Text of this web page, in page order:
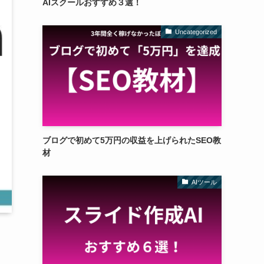
AIスクールおすすめ３選！
Uncategorized
ブログで初めて5万円の収益を上げられたSEO教
材
AIツール